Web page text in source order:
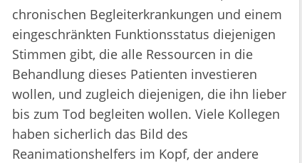
chronischen Begleiterkrankungen und einem
eingeschränkten Funktionsstatus diejenigen
Stimmen gibt, die alle Ressourcen in die
Behandlung dieses Patienten investieren
wollen, und zugleich diejenigen, die ihn lieber
bis zum Tod begleiten wollen. Viele Kollegen
haben sicherlich das Bild des
Reanimationshelfers im Kopf, der andere